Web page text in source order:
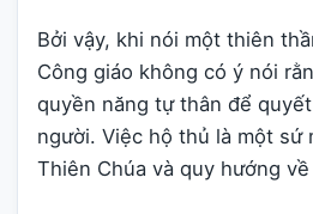
Bởi vậy, khi nói một thiên
Công giáo không có ý nói
quyền năng tự thân để
người. Việc hộ thủ là một sứ
Thiên Chúa và quy hướng